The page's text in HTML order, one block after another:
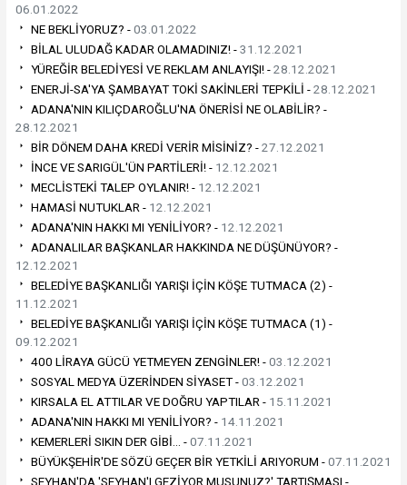
06.01.2022
NE BEKLİYORUZ? -03.01.2022
BİLAL ULUDAĞ KADAR OLAMADINIZ! -31.12.2021
YÜREĞİR BELEDİYESİ VE REKLAM ANLAYIŞI! -28.12.2021
ENERJİ-SA'YA ŞAMBAYAT TOKİ SAKİNLERİ TEPKİLİ -28.12.2021
ADANA'NIN KILIÇDAROĞLU'NA ÖNERİSİ NE OLABİLİR? -
28.12.2021
BİR DÖNEM DAHA KREDİ VERİR MİSİNİZ? -27.12.2021
İNCE VE SARIGÜL'ÜN PARTİLERİ! - 12.12.2021
MECLİSTEKİ TALEP OYLANIR! - 12.12.2021
HAMASİ NUTUKLAR - 12.12.2021
ADANA'NIN HAKKI MI YENİLİYOR? - 12.12.2021
ADANALILAR BAŞKANLAR HAKKINDA NE DÜŞÜNÜYOR? -
12.12.2021
BELEDİYE BAŞKANLIĞI YARIŞI İÇİN KÖŞE TUTMACA (2) -
11.12.2021
BELEDİYE BAŞKANLIĞI YARIŞI İÇİN KÖŞE TUTMACA (1) -
09.12.2021
400 LİRAYA GÜCÜ YETMEYEN ZENGİNLER! -03.12.2021
SOSYAL MEDYA ÜZERİNDEN SİYASET -03.12.2021
KIRSALA EL ATTILAR VE DOĞRU YAPTILAR - 15.11.2021
ADANA'NIN HAKKI MI YENİLİYOR? - 14.11.2021
KEMERLERİ SIKIN DER GİBİ… -07.11.2021
BÜYÜKŞEHİR'DE SÖZÜ GEÇER BİR YETKİLİ ARIYORUM -07.11.2021
SEYHAN'DA 'SEYHAN'I GEZİYOR MUSUNUZ?' TARTIŞMASI -